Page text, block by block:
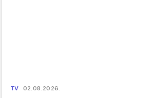
TV 02.08.2026.